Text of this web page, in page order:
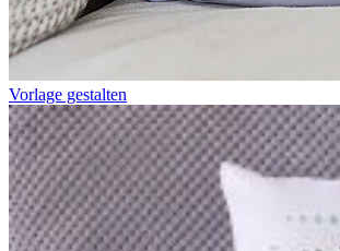
Vorlage gestalten